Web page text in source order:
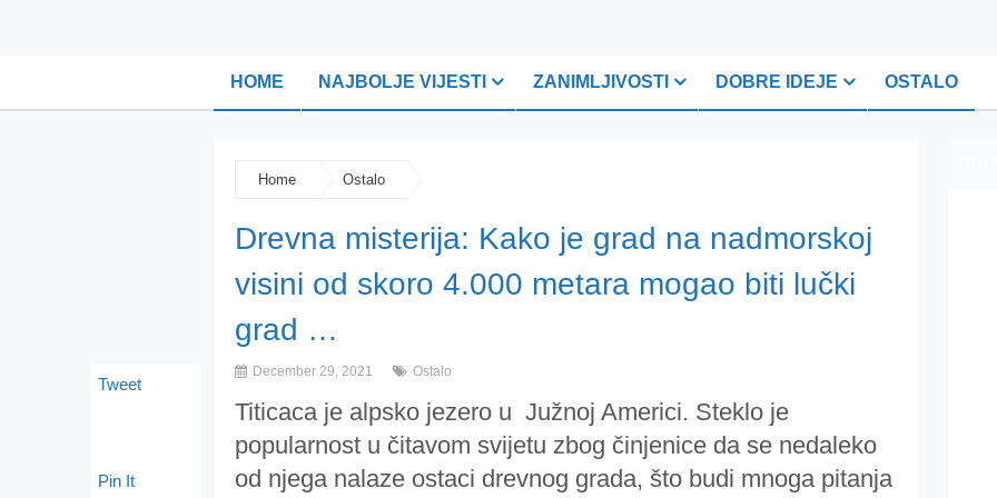
HOME NAJBOLJE VIJESTI ZANIMLJIVOSTI DOBRE IDEJE OSTALO
Home Ostalo
Drevna misterija: Kako je grad na nadmorskoj
visini od skoro 4.000 metara mogao biti lučki
grad …
December 29, 2021 Ostalo
Titicaca je alpsko jezero u Južnoj Americi. Steklo je
popularnost u čitavom svijetu zbog činjenice da se nedaleko
od njega nalaze ostaci drevnog grada, što budi mnoga pitanja
Tweet
Pin It